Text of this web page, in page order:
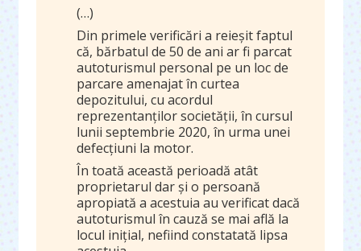
(…)
Din primele verificări a reieșit faptul
că, bărbatul de 50 de ani ar fi parcat
autoturismul personal pe un loc de
parcare amenajat în curtea
depozitului, cu acordul
reprezentanților societății, în cursul
lunii septembrie 2020, în urma unei
defecțiuni la motor.
În toată această perioadă atât
proprietarul dar și o persoană
apropiată a acestuia au verificat dacă
autoturismul în cauză se mai află la
locul inițial, nefiind constatată lipsa